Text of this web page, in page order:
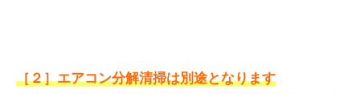
［２］エアコン分解清掃は別途となります